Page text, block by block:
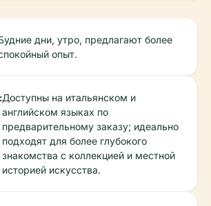
дни, утро, предлагают более
опыт.
Доступны на итальянском и
английском языках по
предварительному заказу; идеально
подходят для более глубокого
знакомства с коллекцией и местной
историей искусства.